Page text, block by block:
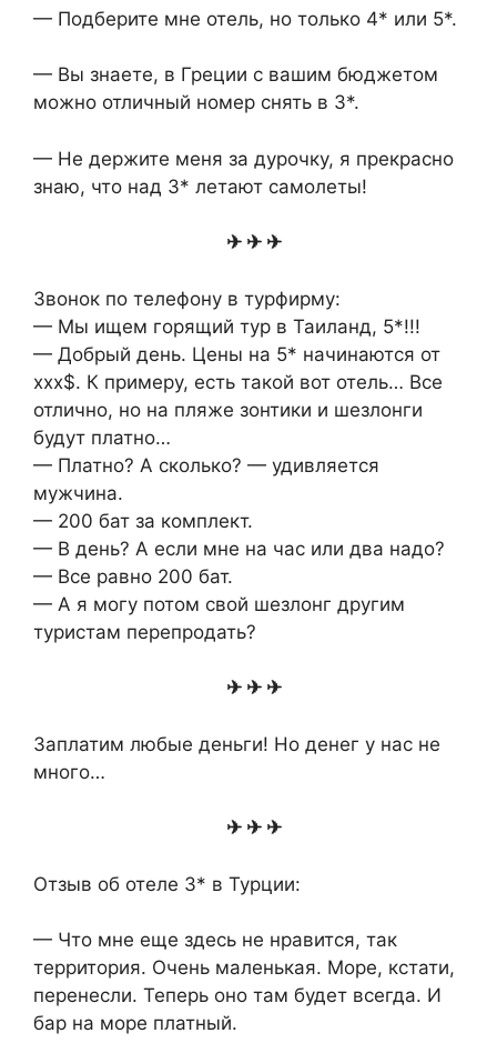
— Подберите мне отель, но только 4* или 5*.
— Вы знаете, в Греции с вашим бюджетом
можно отличный номер снять в 3*.
— Не держите меня за дурочку, я прекрасно
знаю, что над 3* летают самолеты!
✈ ✈ ✈
Звонок по телефону в турфирму:
— Мы ищем горящий тур в Таиланд, 5*!!!
— Добрый день. Цены на 5* начинаются от
ххх$. К примеру, есть такой вот отель… Все
отлично, но на пляже зонтики и шезлонги
будут платно…
— Платно? А сколько? — удивляется
мужчина.
— 200 бат за комплект.
— В день? А если мне на час или два надо?
— Все равно 200 бат.
— А я могу потом свой шезлонг другим
туристам перепродать?
✈ ✈ ✈
Заплатим любые деньги! Но денег у нас не
много…
✈ ✈ ✈
Отзыв об отеле 3* в Турции:
— Что мне еще здесь не нравится, так
территория. Очень маленькая. Море, кстати,
перенесли. Теперь оно там будет всегда. И
бар на море платный.